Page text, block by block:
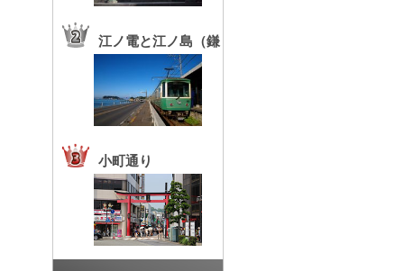
江ノ電と江ノ島（鎌
倉高校前駅）
小町通り